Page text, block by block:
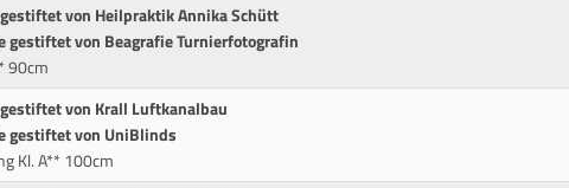
von Heilpraktik Annika Schütt
gestiftet von Beagrafie Turnierfotografin
90cm
von Krall Luftkanalbau
gestiftet von UniBlinds
Kl. A** 100cm